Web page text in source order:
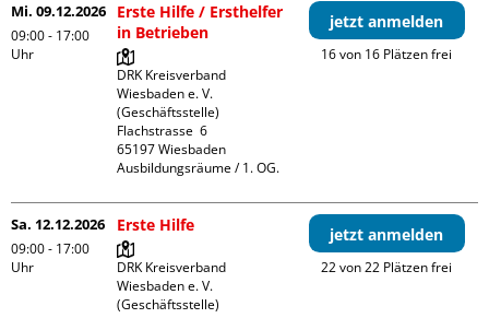
Mi. 09.12.2026
09:00 - 17:00
Uhr
Erste Hilfe / Ersthelfer
in Betrieben
DRK Kreisverband
Wiesbaden e. V.
(Geschäftsstelle)
Flachstrasse  6
65197 Wiesbaden
Ausbildungsräume / 1. OG.
jetzt anmelden
16 von 16 Plätzen frei
Sa. 12.12.2026
09:00 - 17:00
Uhr
Erste Hilfe
DRK Kreisverband
Wiesbaden e. V.
(Geschäftsstelle)
jetzt anmelden
22 von 22 Plätzen frei